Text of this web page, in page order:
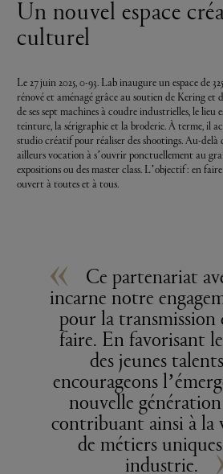
Un nouvel espace
culturel
Le 27 juin 2025,0-93. Labinaugure un espace de
rénové et aménagé grâce au soutien de Kering et
de ses sept machines à coudre industrielles, le lieu
teinture, la sérigraphie et la broderie. À terme, il
studio créatif pour réaliser des shootings. Au-delà
ailleurs vocation à s’ouvrir ponctuellement au
expositions ou des master class. L’objectif : en
ouvert à toutes et à tous.
«
Ce partenariat
incarne notre
pour la transmission
faire. En favorisant
des jeunes
encourageons
nouvelle
contribuant ainsi à la
de métiers
industrie.